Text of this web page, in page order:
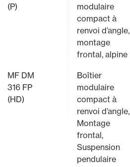
modulaire
compact à
renvoi d’angle,
montage
frontal, alpine
Boîtier
modulaire
compact à
renvoi d’angle,
Montage
frontal,
Suspension
pendulaire
(P)
MF DM
316 FP
(HD)